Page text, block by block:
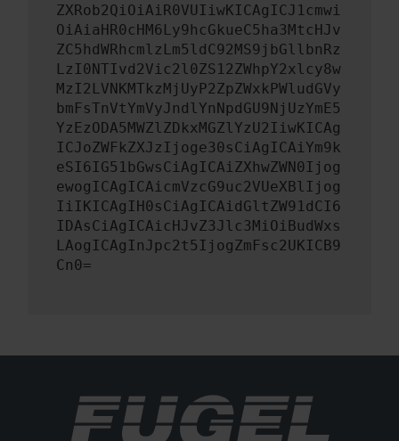
ZXRob2QiOiAiR0VUIiwKICAgICJ1cmwi
OiAiaHR0cHM6Ly9hcGkueC5ha3MtcHJv
ZC5hdWRhcmlzLm5ldC92MS9jbGllbnRz
LzI0NTIvd2Vic2l0ZS12ZWhpY2xlcy8w
MzI2LVNKMTkzMjUyP2ZpZWxkPWludGVy
bmFsTnVtYmVyJndlYnNpdGU9NjUzYmE5
YzEzODA5MWZlZDkxMGZlYzU2IiwKICAg
ICJoZWFkZXJzIjoge30sCiAgICAiYm9k
eSI6IG51bGwsCiAgICAiZXhwZWN0Ijog
ewogICAgICAicmVzcG9uc2VUeXBlIjog
IiIKICAgIH0sCiAgICAidGltZW91dCI6
IDAsCiAgICAicHJvZ3Jlc3MiOiBudWxs
LAogICAgInJpc2t5IjogZmFsc2UKICB9
Cn0=